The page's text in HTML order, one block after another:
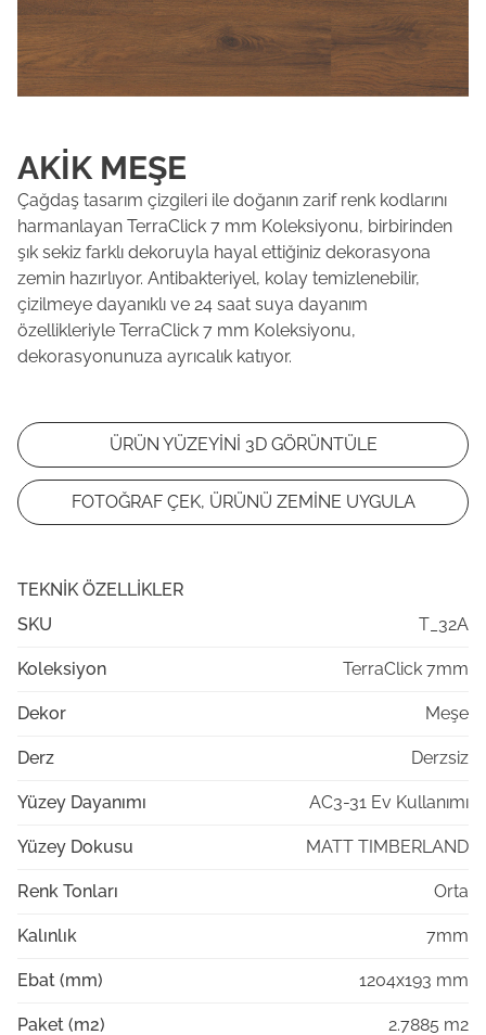
AKİK MEŞE
Çağdaş tasarım çizgileri ile doğanın zarif renk kodlarını
harmanlayan TerraClick 7 mm Koleksiyonu, birbirinden
şık sekiz farklı dekoruyla hayal ettiğiniz dekorasyona
zemin hazırlıyor. Antibakteriyel, kolay temizlenebilir,
çizilmeye dayanıklı ve 24 saat suya dayanım
özellikleriyle TerraClick 7 mm Koleksiyonu,
dekorasyonunuza ayrıcalık katıyor.
ÜRÜN YÜZEYİNİ 3D GÖRÜNTÜLE
FOTOĞRAF ÇEK, ÜRÜNÜ ZEMİNE UYGULA
TEKNIK ÖZELLIKLER
SKU
T_32A
Koleksiyon TerraClick 7mm
Dekor Meşe
Derz Derzsiz
Yüzey Dayanımı AC3-31 Ev Kullanımı
Yüzey Dokusu MATT TIMBERLAND
Renk Tonları Orta
Kalınlık 7mm
Ebat (mm) 1204x193 mm
Paket (m2) 2.7885 m2